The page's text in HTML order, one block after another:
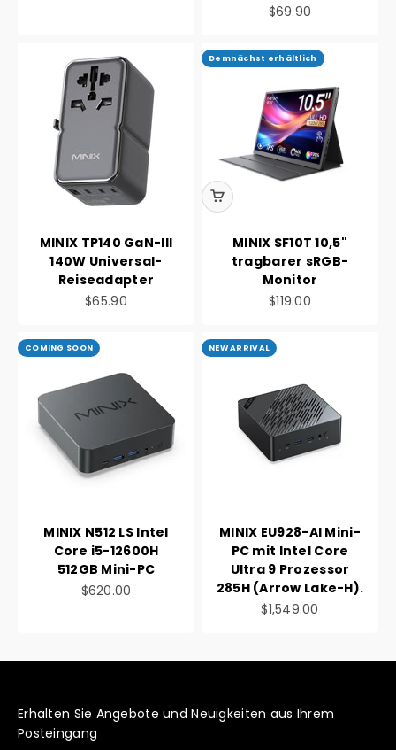
Angebot
$69.90
MINIX TP140 GaN-III
140W Universal-
Reiseadapter
Angebot
$65.90
Demnächst erhältlich
MINIX SF10T 10,5"
tragbarer sRGB-
Monitor
Angebot
$119.00
COMING SOON
MINIX N512 LS Intel
Core i5-12600H
512GB Mini-PC
Angebot
$620.00
NEW ARRIVAL
MINIX EU928-AI Mini-
PC mit Intel Core
Ultra 9 Prozessor
285H (Arrow Lake-H).
Angebot
$1,549.00
Erhalten Sie Angebote und Neuigkeiten aus Ihrem
Posteingang